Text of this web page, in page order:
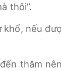
thôi”.
nếu
thăm